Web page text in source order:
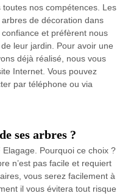
nos compétences. Les
de décoration dans
et préfèrent nous
leur jardin. Pour avoir une
déjà réalisé, nous vous
Internet. Vous pouvez
par téléphone ou via
ses arbres ?
Pourquoi ce choix ?
n’est pas facile et requiert
vous serez facilement à
il vous évitera tout risque